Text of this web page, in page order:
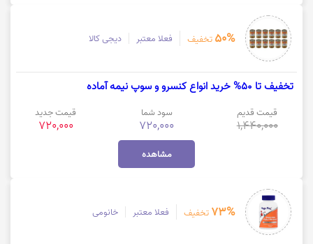
50% تخفیف فعلا معتبر دیجی کالا
تخفیف تا 50% خرید انواع کنسرو و سوپ نیمه آماده
قیمت قدیم
1,440,000
سود شما
720,000
قیمت جدید
720,000
مشاهده
73% تخفیف فعلا معتبر خانومی